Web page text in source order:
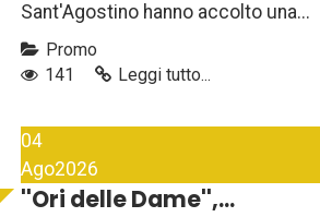
Sant'Agostino hanno accolto una...
Promo
141
Leggi tutto...
04
Ago2026
''Ori delle Dame'',...